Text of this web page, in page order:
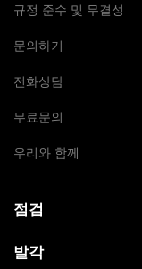
규정 준수 및 무결성
문의하기
전화상담
무료문의
우리와 함께
점검
발각